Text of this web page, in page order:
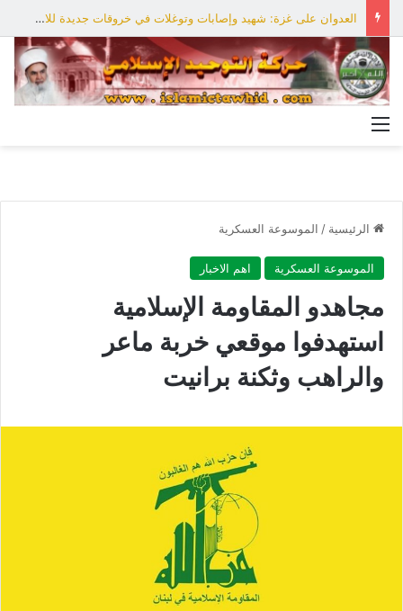
العدوان على غزة: شهيد وإصابات وتوغلات في خروقات جديدة للاحتلال
الرئيسية / الموسوعة العسكرية
الموسوعة العسكرية اهم الاخبار
مجاهدو المقاومة الإسلامية
استهدفوا موقعي خربة ماعر
والراهب وثكنة برانيت